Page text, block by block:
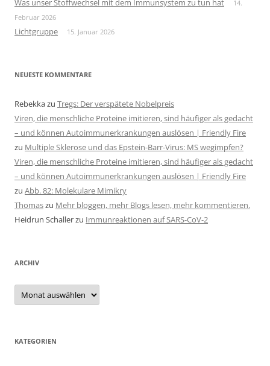
Was unser Stoffwechsel mit dem Immunsystem zu tun hat
14.
Februar 2026
Lichtgruppe 15. Januar 2026
NEUESTE KOMMENTARE
Rebekkazu Tregs: Der verspätete Nobelpreis
Viren, die menschliche Proteine imitieren, sind häufiger als gedacht
– und können Autoimmunerkrankungen auslösen | Friendly Fire
zu Multiple Sklerose und das Epstein-Barr-Virus: MS wegimpfen?
Viren, die menschliche Proteine imitieren, sind häufiger als gedacht
– und können Autoimmunerkrankungen auslösen | Friendly Fire
zu Abb. 82: Molekulare Mimikry
Thomaszu Mehr bloggen, mehr Blogs lesen, mehr kommentieren.
Heidrun Schallerzu Immunreaktionen auf SARS-CoV-2
ARCHIV
Archiv
KATEGORIEN